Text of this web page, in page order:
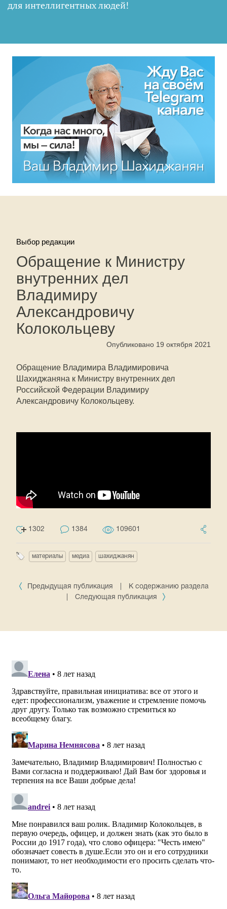
для интеллигентных людей!
Выбор редакции
Обращение к Министру
внутренних дел
Владимиру
Александровичу
Колокольцеву
Опубликовано 19 октября 2021
Обращение Владимира Владимировича
Шахиджаняна к Министру внутренних дел
Российской Федерации Владимиру
Александровичу Колокольцеву.
1302 1384 109601
материалы медиа шахиджанян
Предыдущая публикация
К содержанию раздела
Следующая публикация